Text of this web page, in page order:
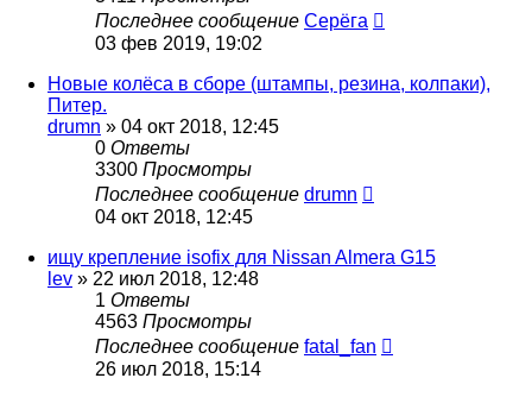
Последнее сообщение Серёга
03 фев 2019, 19:02
Новые колёса в сборе (штампы, резина, колпаки),
Питер.
drumn » 04 окт 2018, 12:45
0 Ответы
3300 Просмотры
Последнее сообщение drumn
04 окт 2018, 12:45
ищу крепление isofix для Nissan Almera G15
lev » 22 июл 2018, 12:48
1 Ответы
4563 Просмотры
Последнее сообщение fatal_fan
26 июл 2018, 15:14